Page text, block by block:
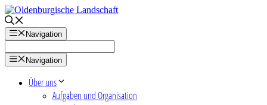
Zum
Inhalt
springenNavigation
Navigation
Über uns
Aufgaben und Organisation